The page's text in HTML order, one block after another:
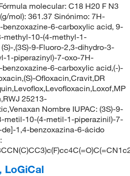
molecular: C18 H20 F N3
mol): 361.37 Sinónimo: 7H-
benzoxazine-6-carboxylic acid, 9-
methyl-10-(4-methyl-1-
,(3S)-9-Fluoro-2,3-dihydro-3-
1-piperazinyl)-7-oxo-7H-
benzoxazine-6-carboxylic acid,(-)-
Ofloxacin,Cravit,DR
25213-
Nombre IUPAC: (3S)-9-
metil-10-(4-metil-1-piperazinil)-7-
1,4-benzoxazina-6-ácido
LoGiCal